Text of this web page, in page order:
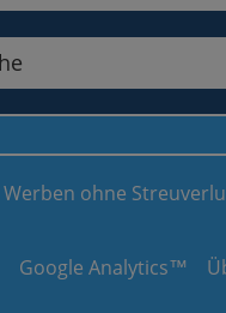
Werben ohne
Google Analytics™